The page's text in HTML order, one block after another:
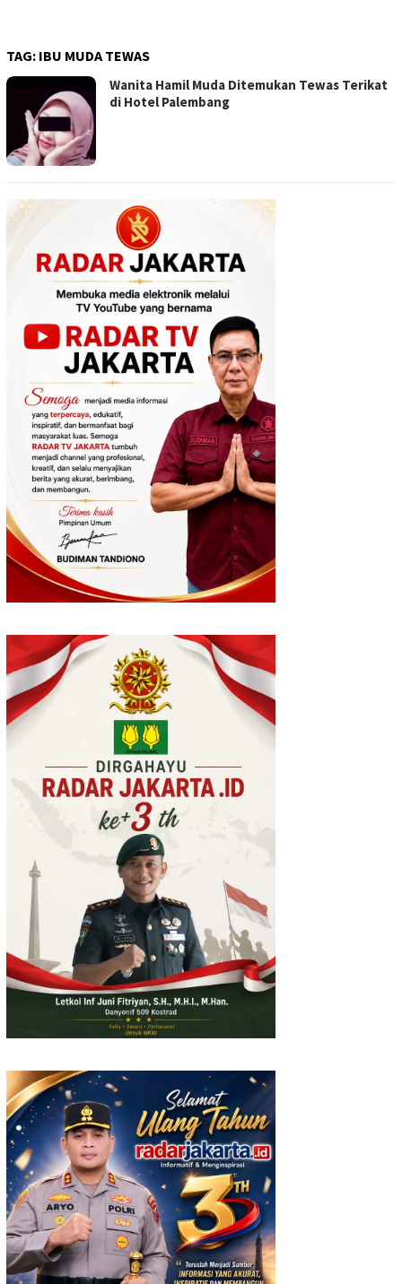
TAG: IBU MUDA TEWAS
Wanita Hamil Muda Ditemukan Tewas Terikat
di Hotel Palembang